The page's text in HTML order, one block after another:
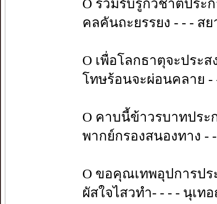
O ร่วมรับรู้กวิชาติประ
คลคันถะยรรยง - - - สย
O เพื่อโลกธาตุจะประ
โทษร้อนจะผ่อนคลาย -
O คาบนี้ข้าวรบาทประ
พากย์กรองสนองทาง -
O ขอคุณเทพอุปการปร
ผัสใจไสวทำ- - - - นุเท